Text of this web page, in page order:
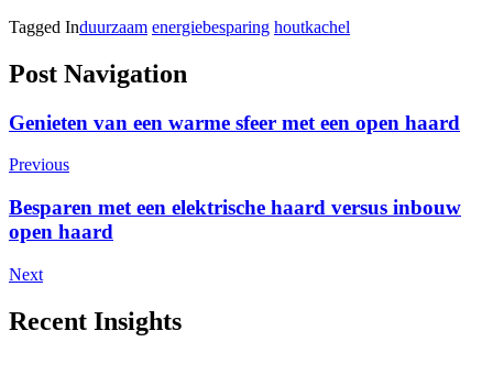
Tagged Induurzaam energiebesparing houtkachel
Post Navigation
Genieten van een warme sfeer met een open haard
Previous
Besparen met een elektrische haard versus inbouw
open haard
Next
Recent Insights